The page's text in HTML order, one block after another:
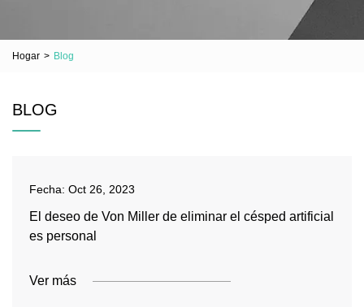
Hogar > Blog
BLOG
Fecha: Oct 26, 2023
El deseo de Von Miller de eliminar el césped artificial
es personal
Ver más